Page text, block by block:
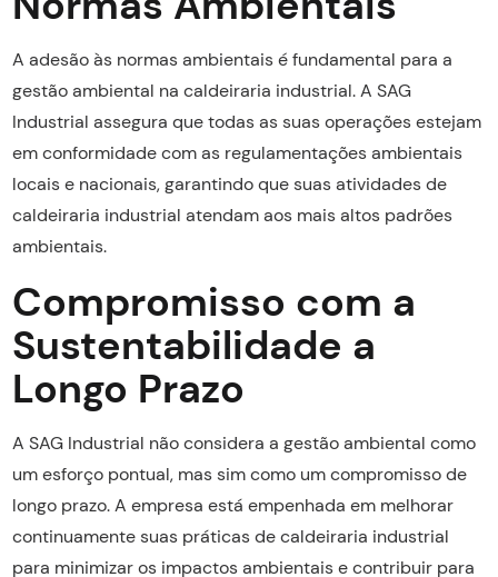
A adesão às normas ambientais é fundamental para a
gestão ambiental na caldeiraria industrial. A SAG
Industrial assegura que todas as suas operações estejam
em conformidade com as regulamentações ambientais
locais e nacionais, garantindo que suas atividades de
caldeiraria industrial atendam aos mais altos padrões
ambientais.
Compromisso com a
Sustentabilidade a
Longo Prazo
A SAG Industrial não considera a gestão ambiental como
um esforço pontual, mas sim como um compromisso de
longo prazo. A empresa está empenhada em melhorar
continuamente suas práticas de caldeiraria industrial
para minimizar os impactos ambientais e contribuir para